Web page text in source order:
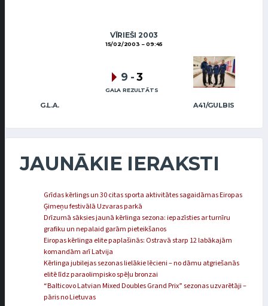
VĪRIEŠI 2003
15/02/2003 09:45
G.L.A. A41/GULBIS
9 -3
GALA REZULTĀTS
JAUNĀKIE IERAKSTI
Grīdas kērlings un 30 citas sporta aktivitātes sagaidāmas Eiropas
Ģimeņu festivālā Uzvaras parkā
Drīzumā sāksies jaunā kērlinga sezona: iepazīsties ar turnīru
grafiku un nepalaid garām pieteikšanos
Eiropas kērlinga elite paplašinās: Ostravā starp 12 labākajām
komandām arī Latvija
Kērlinga jubilejas sezonas lielākie lēcieni – no dāmu atgriešanās
elitē līdz paraolimpisko spēļu bronzai
“Balticovo Latvian Mixed Doubles Grand Prix” sezonas uzvarētāji –
pāris no Lietuvas